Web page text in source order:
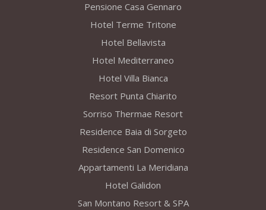
Pensione Casa Gennaro
Hotel Terme Tritone
Hotel Bellavista
Hotel Mediterraneo
Hotel Villa Bianca
Resort Punta Chiarito
Sorriso Thermae Resort
Residence Baia di Sorgeto
Residence San Domenico
Appartamenti La Meridiana
Hotel Galidon
San Montano Resort & SPA